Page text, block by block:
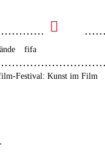

taz zahl ich
fifa
Festival: Kunst im Film